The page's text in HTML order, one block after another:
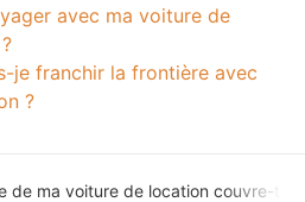
avec ma voiture de
je franchir la frontière avec
?
de ma voiture de location couvre-t-